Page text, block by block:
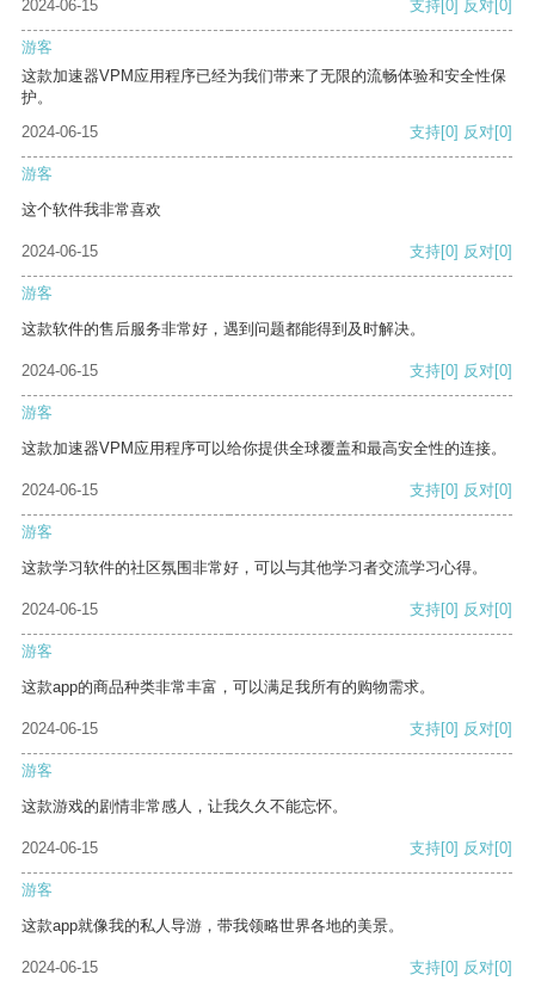
2024-06-15
支持[0] 反对[0]
游客
这款加速器VPM应用程序已经为我们带来了无限的流畅体验和安全性保
护。
2024-06-15
支持[0] 反对[0]
游客
这个软件我非常喜欢
2024-06-15 支持[0] 反对[0]
游客
这款软件的售后服务非常好，遇到问题都能得到及时解决。
2024-06-15 支持[0] 反对[0]
游客
这款加速器VPM应用程序可以给你提供全球覆盖和最高安全性的连接。
2024-06-15 支持[0] 反对[0]
游客
这款学习软件的社区氛围非常好，可以与其他学习者交流学习心得。
2024-06-15 支持[0] 反对[0]
游客
这款app的商品种类非常丰富，可以满足我所有的购物需求。
2024-06-15 支持[0] 反对[0]
游客
这款游戏的剧情非常感人，让我久久不能忘怀。
2024-06-15 支持[0] 反对[0]
游客
这款app就像我的私人导游，带我领略世界各地的美景。
2024-06-15 支持[0] 反对[0]